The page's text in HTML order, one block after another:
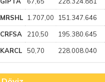
MRSHL 1.707,00 151.347.646
CRFSA 210,50 195.380.645
KARCL 50,70 228.008.040